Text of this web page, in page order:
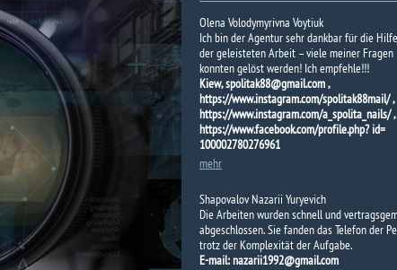
Olena Volodymyrivna Voytiuk
Ich bin der Agentur sehr dankbar für die
der geleisteten Arbeit – viele meiner Fragen
konnten gelöst werden! Ich empfehle!!!
Kiew, spolitak88@gmail.com ,
https://www.instagram.com/spolitak88mail/ ,
https://www.instagram.com/a_spolita_nails/ ,
https://www.facebook.com/profile.php? id=
100002780276961
mehr
Shapovalov Nazarii Yuryevich
Die Arbeiten wurden schnell und
abgeschlossen.Sie fanden das Telefon der
trotz der Komplexität der Aufgabe.
E-mail: nazarii1992@gmail.com